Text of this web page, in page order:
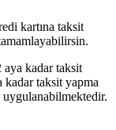
kartına taksit
aya kadar taksit
kadar taksit yapma
uygulanabilmektedir.